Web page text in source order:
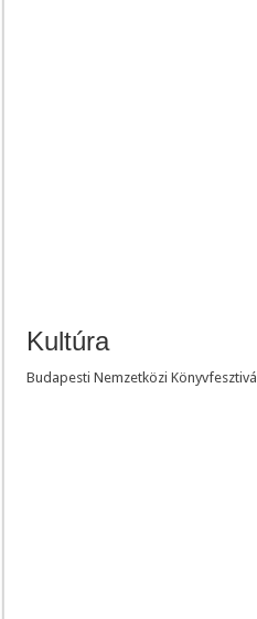
Kultúra
Budapesti Nemzetközi Könyvfesztivál